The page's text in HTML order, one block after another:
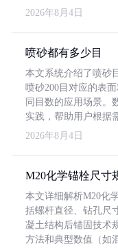
2026年8月4日
喷砂都有多少目
本文系统介绍了喷砂
喷砂200目对应的表
同目数的应用场景。
实践，帮助用户根据
2026年8月4日
M20化学锚栓尺寸
本文详细解析M20化
括螺杆直径、钻孔尺
凝土结构后锚固技术
方法和典型数值（如